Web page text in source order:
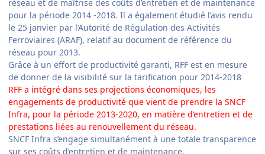
réseau et de maîtrise des coûts d’entretien et de maintenance
pour la période 2014 -2018. Il a également étudié l’avis rendu
le 25 janvier par l’Autorité de Régulation des Activités
Ferroviaires (ARAF), relatif au document de référence du
réseau pour 2013.
Grâce à un effort de productivité garanti, RFF est en mesure
de donner de la visibilité sur la tarification pour 2014-2018
RFF a intégré dans ses projections économiques, les
engagements de productivité que vient de prendre la SNCF
Infra, pour la période 2013-2020, en matière d’entretien et de
prestations liées au renouvellement du réseau.
SNCF Infra s’engage simultanément à une totale transparence
sur ses coûts d’entretien et de maintenance.